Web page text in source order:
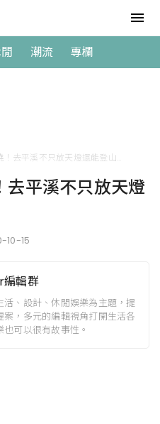
潮流 專欄
去平溪不只放天燈
10-15
輯群
活、設計、休閒娛樂為主題，提
案，多元的編輯視角打開生活各
可以很有故事性。